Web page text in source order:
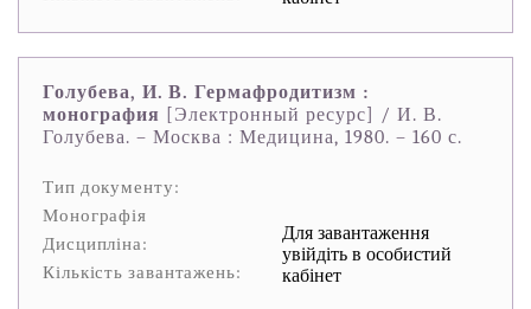
Голубева, И. В. Гермафродитизм :
монография [Электронный ресурс] / И. В.
Голубева. – Москва : Медицина, 1980. – 160 с.
Тип документу:
Монографія
Дисципліна:
Кількість завантажень:
Для завантаження
увійдіть в особистий
кабінет